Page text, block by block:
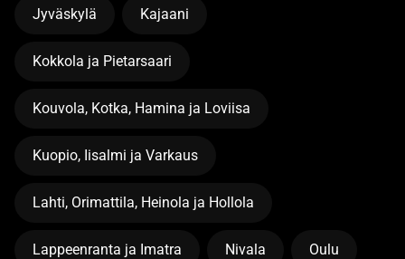
Jyväskylä Kajaani
Kokkola ja Pietarsaari
Kouvola, Kotka, Hamina ja Loviisa
Kuopio, Iisalmi ja Varkaus
Lahti, Orimattila, Heinola ja Hollola
Lappeenranta ja Imatra Nivala Oulu